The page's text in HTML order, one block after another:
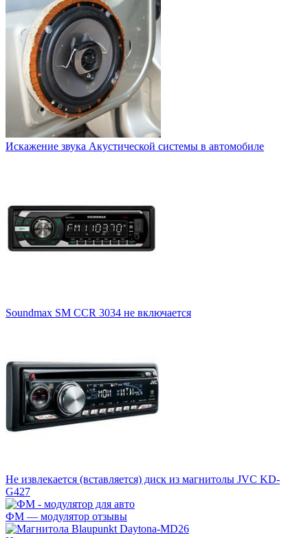
Искажение звука Акустической системы в автомобиле
Soundmax SM CCR 3034 не включается
Не извлекается (вставляется) диск из магнитолы JVC KD-
G427
ФМ — модулятор отзывы